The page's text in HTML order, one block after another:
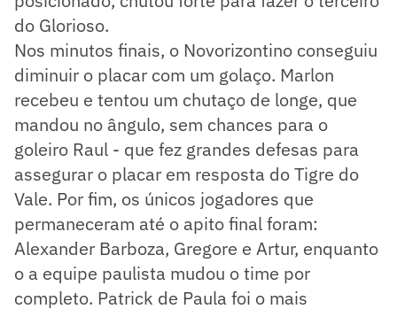
do Glorioso.
Nos minutos finais, o Novorizontino conseguiu
diminuir o placar com um golaço. Marlon
recebeu e tentou um chutaço de longe, que
mandou no ângulo, sem chances para o
goleiro Raul - que fez grandes defesas para
assegurar o placar em resposta do Tigre do
Vale. Por fim, os únicos jogadores que
permaneceram até o apito final foram:
Alexander Barboza, Gregore e Artur, enquanto
o a equipe paulista mudou o time por
completo. Patrick de Paula foi o mais